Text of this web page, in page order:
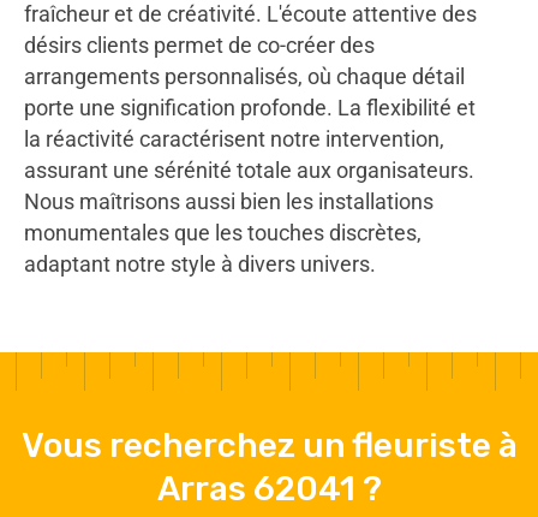
fraîcheur et de créativité. L'écoute attentive des
désirs clients permet de co-créer des
arrangements personnalisés, où chaque détail
porte une signification profonde. La flexibilité et
la réactivité caractérisent notre intervention,
assurant une sérénité totale aux organisateurs.
Nous maîtrisons aussi bien les installations
monumentales que les touches discrètes,
adaptant notre style à divers univers.
Vous recherchez un fleuriste à
Arras 62041 ?